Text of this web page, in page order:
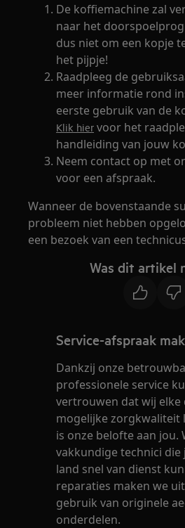
De koffiemachine zal
naar het
dus niet om een kopje
het pijpje!
Raadpleeg de
meer informatie rond
eerste gebruik van de
Klik hier voor het
handleiding van jouw
Neem contact op met
voor een afspraak.
Wanneer de bovenstaande
probleem niet hebben
een bezoek van een
Was dit artikel
Service-afspraak
Dankzij onze
professionele service
vertrouwen dat wij elke
mogelijke zorgkwaliteit
is onze belofte aan jou.
vakkundige technici die
land snel van dienst
reparaties maken we
gebruik van originele
onderdelen.